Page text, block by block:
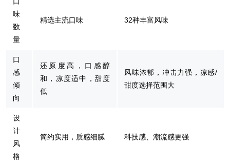
味
数
量
精选主流口味 32种丰富风味
口
感
倾
向
还原度高，口感醇
和，凉度适中，甜度
低
风味浓郁，冲击力强，凉感/
甜度选择范围大
设
计
风
格
简约实用，质感细腻 科技感、潮流感更强